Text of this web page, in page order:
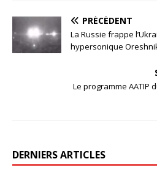
PRÉCÉDENT
La Russie frappe
hypersonique
Le programme AATIP
DERNIERS ARTICLES